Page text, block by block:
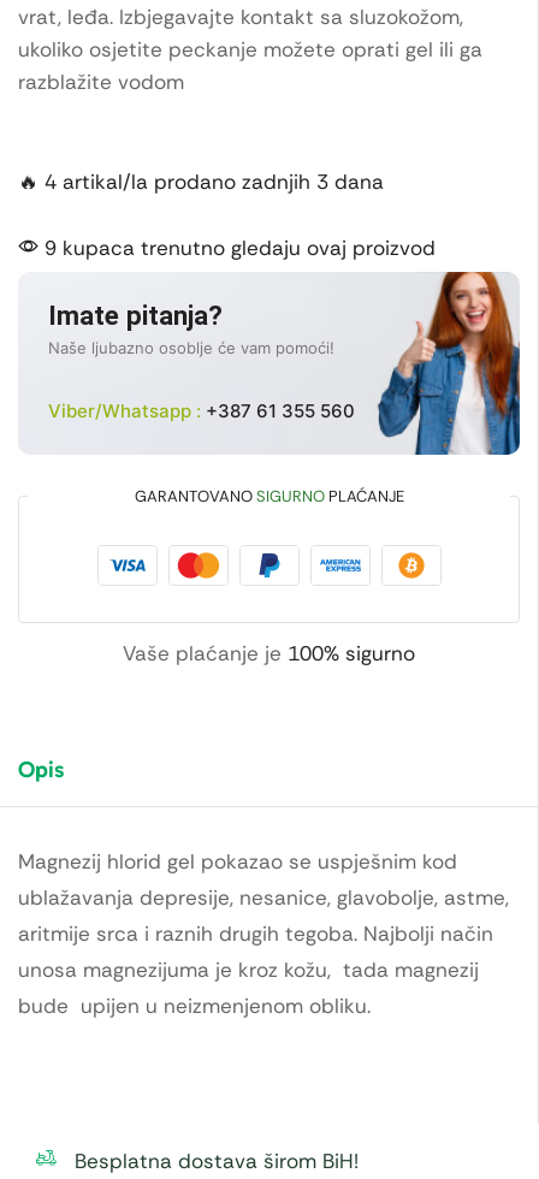
vrat, leđa. Izbjegavajte kontakt sa sluzokožom,
ukoliko osjetite peckanje možete oprati gel ili ga
razblažite vodom
🔥 4 artikal/la prodano zadnjih 3 dana
9 kupaca trenutno gledaju ovaj proizvod
Imate pitanja?
Naše ljubazno osoblje će vam pomoći!
Viber/Whatsapp : +387 61 355 560
GARANTOVANOSIGURNOPLAĆANJE
Vaše plaćanje je 100% sigurno
Opis
Magnezij hlorid gel pokazao se uspješnim kod
ublažavanja depresije, nesanice, glavobolje, astme,
aritmije srca i raznih drugih tegoba. Najbolji način
unosa magnezijuma je kroz kožu, tada magnezij
bude upijen u neizmenjenom obliku.
Besplatna dostava širom BiH!